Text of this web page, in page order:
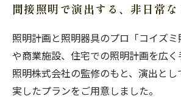
間接照明で演出する、非日常
照明計画と照明器具のプロ「コイズ
や商業施設、住宅での照明計画を広く
照明株式会社の監修のもと、演出と
実したプランをご用意しました。